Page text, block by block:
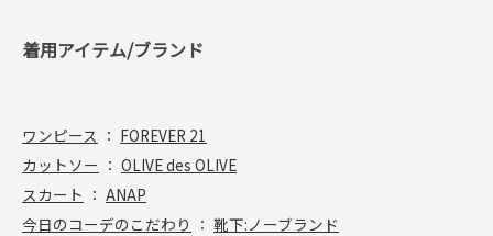
着用アイテム/ブランド
ワンピース ： FOREVER 21
カットソー ： OLIVE des OLIVE
スカート ： ANAP
今日のコーデのこだわり ： 靴下:ノーブランド